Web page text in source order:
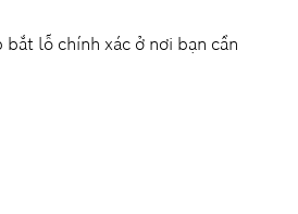
lỗ chính xác ở nơi bạn cần